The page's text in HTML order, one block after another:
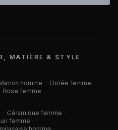
MATIÈRE & STYLE
homme · Dorée femme ·
Rose femme
· Céramique femme ·
femme ·